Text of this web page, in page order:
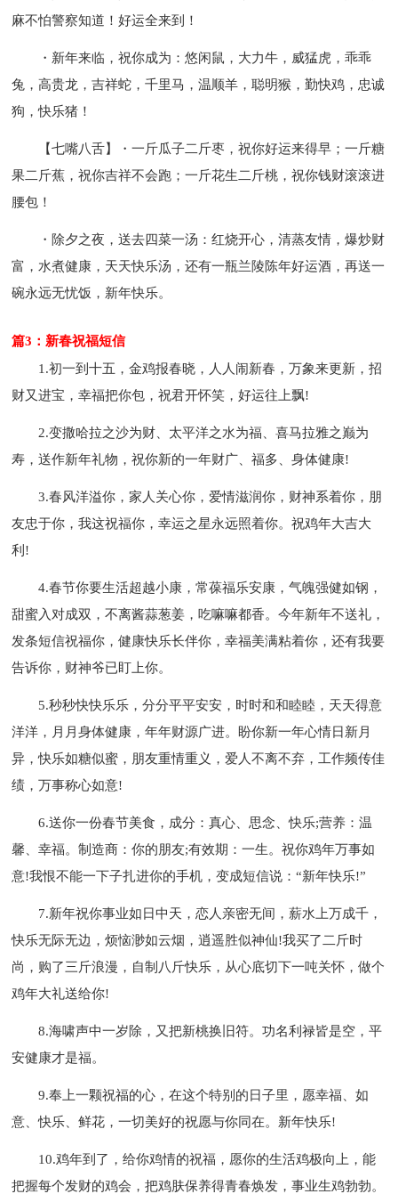
麻不怕警察知道！好运全来到！
・新年来临，祝你成为：悠闲鼠，大力牛，威猛虎，乖乖
兔，高贵龙，吉祥蛇，千里马，温顺羊，聪明猴，勤快鸡，忠诚
狗，快乐猪！
【七嘴八舌】・一斤瓜子二斤枣，祝你好运来得早；一斤糖
果二斤蕉，祝你吉祥不会跑；一斤花生二斤桃，祝你钱财滚滚进
腰包！
・除夕之夜，送去四菜一汤：红烧开心，清蒸友情，爆炒财
富，水煮健康，天天快乐汤，还有一瓶兰陵陈年好运酒，再送一
碗永远无忧饭，新年快乐。
篇3：新春祝福短信
1.初一到十五，金鸡报春晓，人人闹新春，万象来更新，招
财又进宝，幸福把你包，祝君开怀笑，好运往上飘!
2.变撒哈拉之沙为财、太平洋之水为福、喜马拉雅之巅为
寿，送作新年礼物，祝你新的一年财广、福多、身体健康!
3.春风洋溢你，家人关心你，爱情滋润你，财神系着你，朋
友忠于你，我这祝福你，幸运之星永远照着你。祝鸡年大吉大
利!
4.春节你要生活超越小康，常葆福乐安康，气魄强健如钢，
甜蜜入对成双，不离酱蒜葱姜，吃嘛嘛都香。今年新年不送礼，
发条短信祝福你，健康快乐长伴你，幸福美满粘着你，还有我要
告诉你，财神爷已盯上你。
5.秒秒快快乐乐，分分平平安安，时时和和睦睦，天天得意
洋洋，月月身体健康，年年财源广进。盼你新一年心情日新月
异，快乐如糖似蜜，朋友重情重义，爱人不离不弃，工作频传佳
绩，万事称心如意!
6.送你一份春节美食，成分：真心、思念、快乐;营养：温
馨、幸福。制造商：你的朋友;有效期：一生。祝你鸡年万事如
意!我恨不能一下子扎进你的手机，变成短信说：“新年快乐!”
7.新年祝你事业如日中天，恋人亲密无间，薪水上万成千，
快乐无际无边，烦恼渺如云烟，逍遥胜似神仙!我买了二斤时
尚，购了三斤浪漫，自制八斤快乐，从心底切下一吨关怀，做个
鸡年大礼送给你!
8.海啸声中一岁除，又把新桃换旧符。功名利禄皆是空，平
安健康才是福。
9.奉上一颗祝福的心，在这个特别的日子里，愿幸福、如
意、快乐、鲜花，一切美好的祝愿与你同在。新年快乐!
10.鸡年到了，给你鸡情的祝福，愿你的生活鸡极向上，能
把握每个发财的鸡会，把鸡肤保养得青春焕发，事业生鸡勃勃。